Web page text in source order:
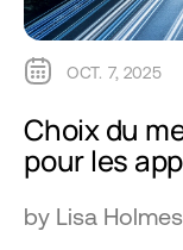
OCT. 7, 2025
Choix du
pour les
by Lisa Holmes